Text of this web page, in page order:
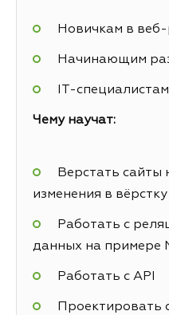
Новичкам в
Начинающим
IT-специалистам
Чему научат:
Верстать сайты
изменения в вёрстку
Работать с
данных на примере
Работать с API
Проектировать